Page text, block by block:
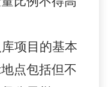
项目的基本
点包括但不